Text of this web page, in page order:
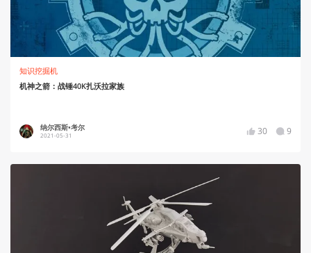
知识挖掘机
机神之箭：战锤40K扎沃拉家族
纳尔西斯•考尔
2021-05-31 30 9